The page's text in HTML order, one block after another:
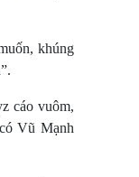
khúng
cáo vuôm,
Vũ Mạnh